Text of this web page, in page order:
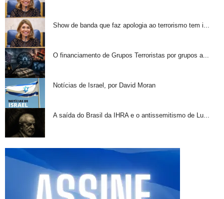
Show de banda que faz apologia ao terrorismo tem i...
O financiamento de Grupos Terroristas por grupos a...
Notícias de Israel, por David Moran
A saída do Brasil da IHRA e o antissemitismo de Lu...